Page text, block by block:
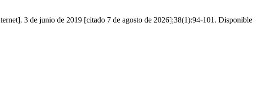
3 de junio de 2019 [citado 7 de agosto de 2026];38(1):94-101. Disponible